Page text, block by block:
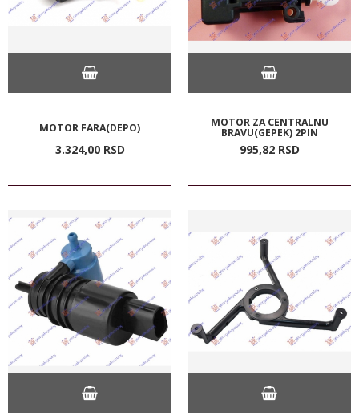
MOTOR FARA(DEPO)
3.324,00 RSD
MOTOR ZA CENTRALNU
BRAVU(GEPEK) 2PIN
995,82 RSD